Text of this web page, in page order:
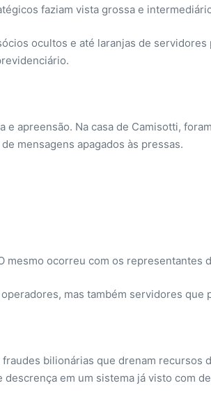
faziam vista grossa e
ocultos e até laranjas de
apreensão. Na casa de Camisotti,
mensagens apagados às pressas.
mesmo ocorreu com os representantes
mas também servidores
bilionárias que drenam recursos
em um sistema já visto com